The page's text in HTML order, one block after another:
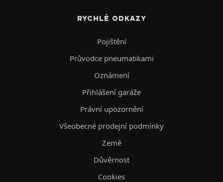
RYCHLÉ ODKAZY
Pojištění
Průvodce pneumatikami
Oznámení
Přihlášení garáže
Právní upozornění
Všeobecné prodejní podmínky
Země
Důvěrnost
Cookies